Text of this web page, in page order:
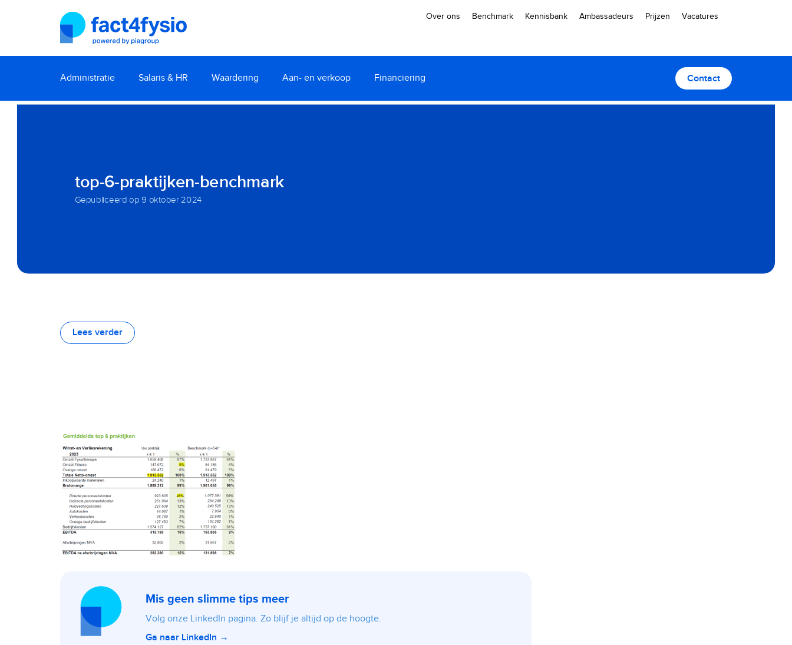
Over ons Benchmark Kennisbank Ambassadeurs Prijzen Vacatures
Administratie Salaris & HR Waardering Aan- en verkoop Financiering Contact
top-6-praktijken-benchmark
Gepubliceerd op 9 oktober 2024
Lees verder
Mis geen slimme tips meer
Volg onze LinkedIn pagina. Zo blijf je altijd op de hoogte.
Ga naar LinkedIn →